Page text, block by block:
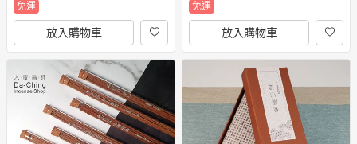
免運
放入購物車
免運
放入購物車